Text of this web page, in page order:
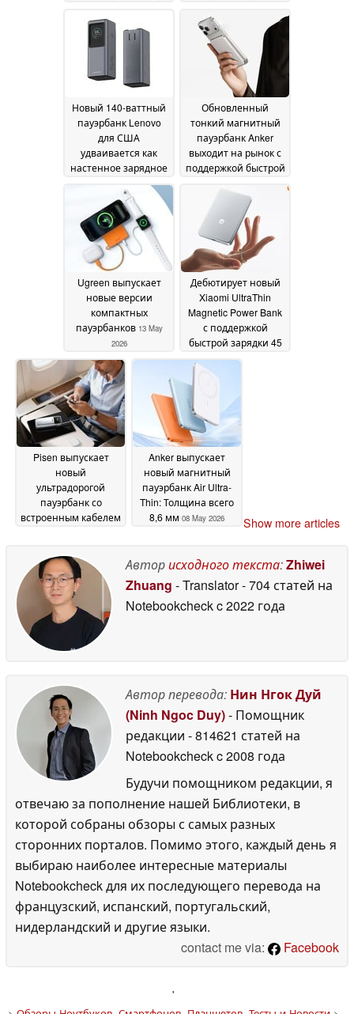
Новый 140-ваттный
пауэрбанк Lenovo
для США
удваивается как
настенное зарядное
14 May 2026
Обновленный
тонкий магнитный
пауэрбанк Anker
выходит на рынок с
поддержкой быстрой
14 May 2026
Ugreen выпускает
новые версии
компактных
пауэрбанков 13 May
2026
Дебютирует новый
Xiaomi UltraThin
Magnetic Power Bank
с поддержкой
быстрой зарядки 45
Вт12 May 2026
Pisen выпускает
новый
ультрадорогой
пауэрбанк со
встроенным кабелем
Anker выпускает
новый магнитный
пауэрбанк Air Ultra-
Thin: Толщина всего
8,6 мм 08 May 2026 Show more articles
Авторисходного текста:Zhiwei
Zhuang - Translator- 704 статей на
Notebookcheckc 2022 года
Автор перевода: Нин Нгок Дуй
(Ninh Ngoc Duy)- Помощник
редакции - 814621 статей на
Notebookcheckc 2008 года
Будучи помощником редакции, я
отвечаю за пополнение нашей Библиотеки, в
которой собраны обзоры с самых разных
сторонних порталов. Помимо этого, каждый день я
выбираю наиболее интересные материалы
Notebookcheck для их последующего перевода на
французский, испанский, португальский,
нидерландский и другие языки.
contact me via:
Facebook
'